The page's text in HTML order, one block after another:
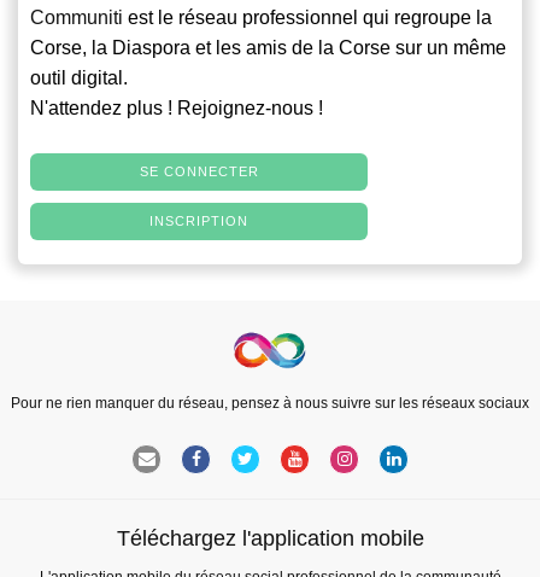
Communiti est le réseau professionnel qui regroupe la
Corse, la Diaspora et les amis de la Corse sur un même
outil digital.
N'attendez plus ! Rejoignez-nous !
SE CONNECTER
INSCRIPTION
Pour ne rien manquer du réseau, pensez à nous suivre sur les réseaux sociaux
Téléchargez l'application mobile